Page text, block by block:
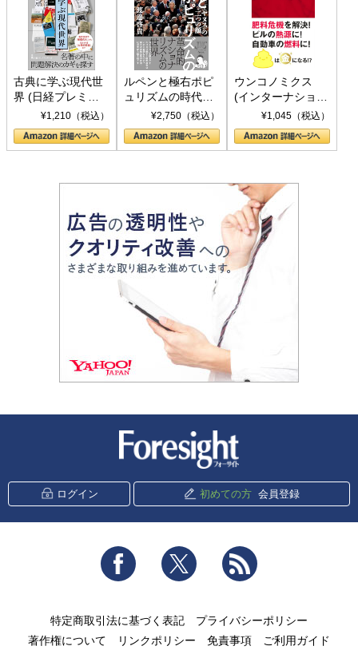
古典に学ぶ現代世
界 (日経プレミア
シリーズ)¥1,210（税込）
ルペンと極右ポピ
ュリズムの時代：
〈ヤヌス〉の二つ
の顔
¥2,750（税込）
ウンコノミクス
(インターナショナ
ル新書)¥1,045（税込）
ログイン 初めての方 会員登録
Facebook Twitter
特定商取引法に基づく表記
プライバシーポリシー
著作権について
リンクポリシー 免責事項 ご利用ガイド